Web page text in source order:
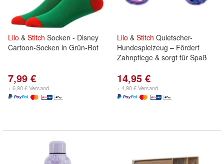
Lilo & Stitch Socken - Disney
Cartoon-Socken in Grün-Rot
7,99 €
+ 6,90 € Versand
Lilo & Stitch Quietscher-
Hundespielzeug – Fördert
Zahnpflege & sorgt für Spaß
14,95 €
+ 4,90 € Versand